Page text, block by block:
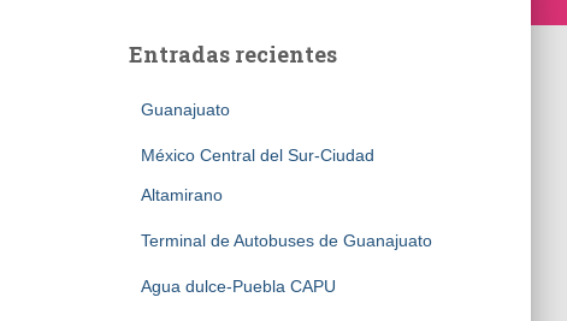
Entradas recientes
Guanajuato
México Central del Sur-Ciudad
Altamirano
Terminal de Autobuses de Guanajuato
Agua dulce-Puebla CAPU